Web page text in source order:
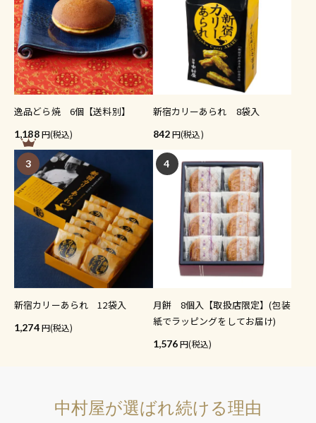
逸品どら焼 6個【送料別】
1,188 (税込)
新宿カリーあられ 8袋入
842 (税込)
3
新宿カリーあられ 12袋入
1,274 (税込)
4
月餅 8個入【取扱店限定】(包装
紙でラッピングをしてお届け)
1,576 (税込)
中村屋が選ばれ続ける理由